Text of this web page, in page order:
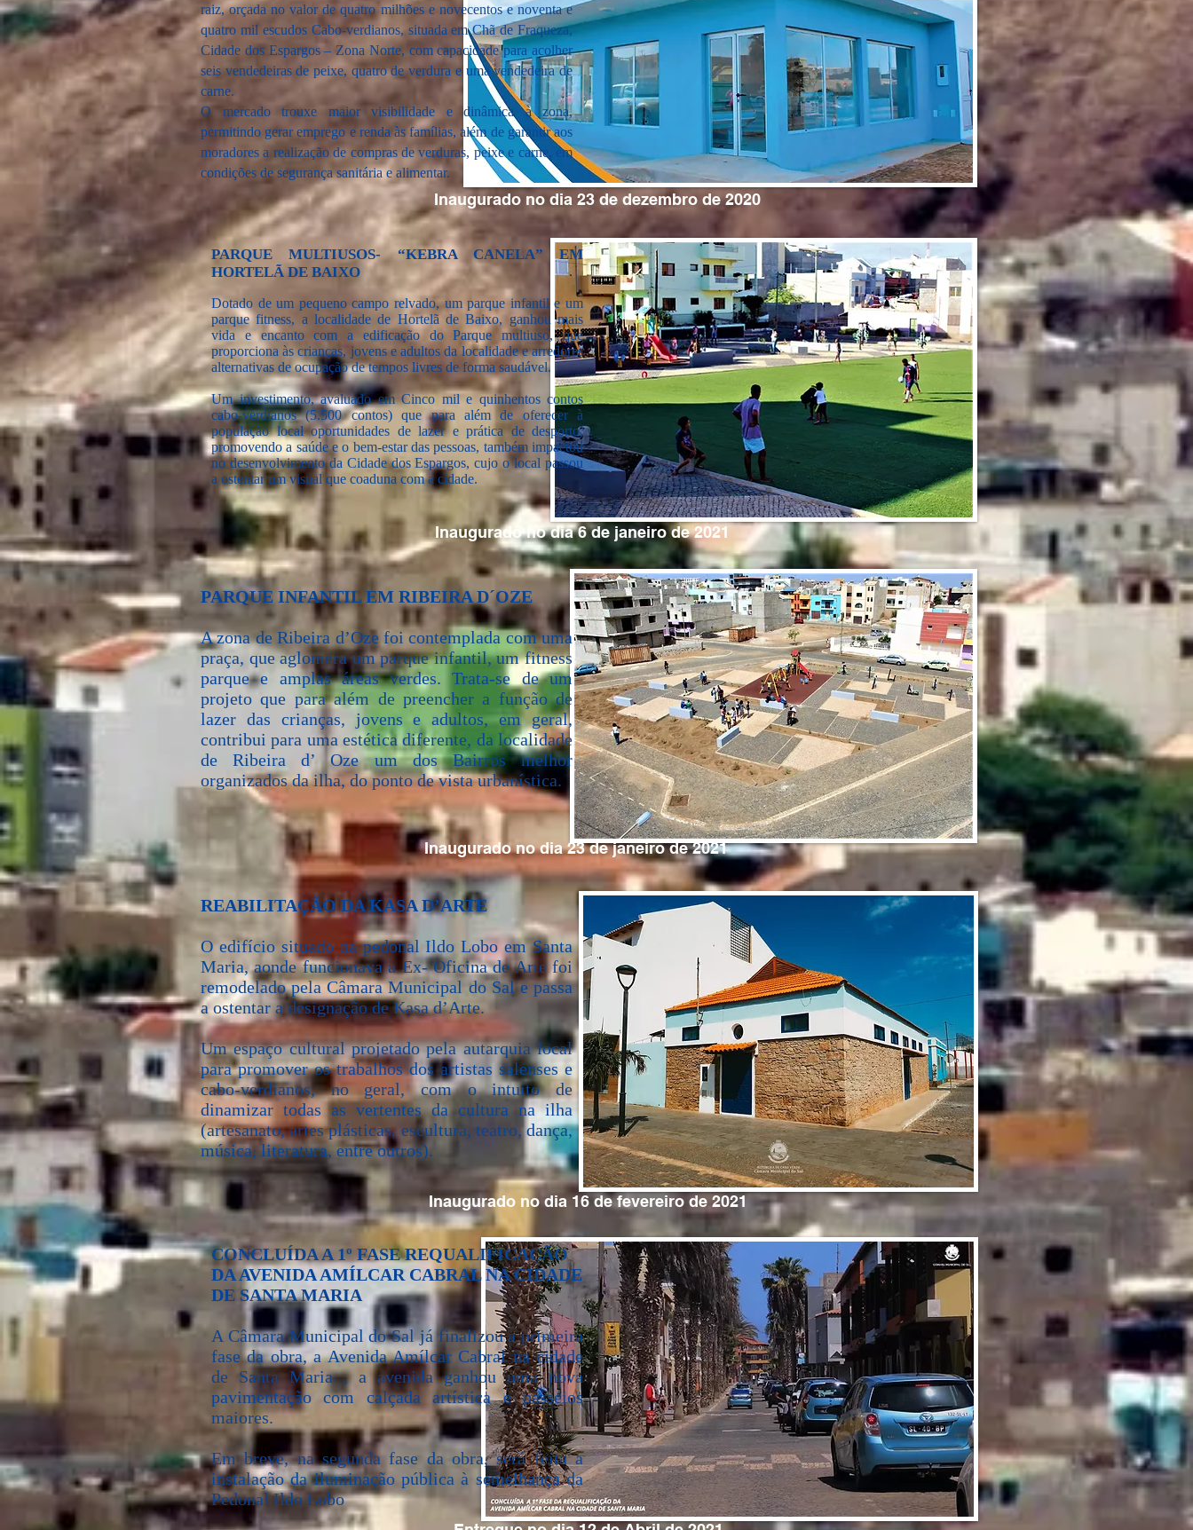
raiz, orçada no valor de quatro milhões e novecentos e noventa e
quatro mil escudos Cabo-verdianos, situada em Chã de Fraqueza,
Cidade dos Espargos – Zona Norte, com capacidade para acolher
seis vendedeiras de peixe, quatro de verdura e uma vendedeira de
carne.
O mercado trouxe maior visibilidade e dinâmica à zona,
permitindo gerar emprego e renda às famílias, além de garantir aos
moradores a realização de compras de verduras, peixe e carne, em
condições de segurança sanitária e alimentar.
Inaugurado no dia 23 de dezembro de 2020
PARQUE MULTIUSOS- “KEBRA CANELA” EM
HORTELÃ DE BAIXO
Dotado de um pequeno campo relvado, um parque infantil e um
parque fitness, a localidade de Hortelã de Baixo, ganhou mais
vida e encanto com a edificação do Parque multiuso, que
proporciona às crianças, jovens e adultos da localidade e arredores
alternativas de ocupação de tempos livres de forma saudável.
Um investimento, avaluado em Cinco mil e quinhentos contos
cabo-verdianos (5.500 contos) que para além de oferecer à
população local oportunidades de lazer e prática de desporto,
promovendo a saúde e o bem-estar das pessoas, também impactou
no desenvolvimento da Cidade dos Espargos, cujo o local passou
a ostentar um visual que coaduna com a cidade.
Inaugurado no dia 6 de janeiro de 2021
PARQUE INFANTIL EM RIBEIRA D´OZE
A zona de Ribeira d’Oze foi contemplada com uma
praça, que aglomera um parque infantil, um fitness
parque e amplas áreas verdes. Trata-se de um
projeto que para além de preencher a função de
lazer das crianças, jovens e adultos, em geral,
contribui para uma estética diferente, da localidade
de Ribeira d’ Oze um dos Bairros melhor
organizados da ilha, do ponto de vista urbanística.
Inaugurado no dia 23 de janeiro de 2021
REABILITAÇÃO DA KASA D’ARTE
O edifício situado na pedonal Ildo Lobo em Santa
Maria, aonde funcionava a Ex- Oficina de Arte foi
remodelado pela Câmara Municipal do Sal e passa
a ostentar a designação de Kasa d’Arte.
Um espaço cultural projetado pela autarquia local
para promover os trabalhos dos artistas salenses e
cabo-verdianos, no geral, com o intuito de
dinamizar todas as vertentes da cultura na ilha
(artesanato, artes plásticas, escultura, teatro, dança,
música, literatura, entre outros).
Inaugurado no dia 16 de fevereiro de 2021
CONCLUÍDA A 1º FASE REQUALIFICAÇÃO
DA AVENIDA AMÍLCAR CABRAL NA CIDADE
DE SANTA MARIA
A Câmara Municipal do Sal já finalizou a primeira
fase da obra, a Avenida Amílcar Cabral na cidade
de Santa Maria , a avenida ganhou uma nova
pavimentação com calçada artística e passeios
maiores.
Em breve, na segunda fase da obra, será feita a
instalação da iluminação pública à semelhança da
Pedonal Ildo Lobo